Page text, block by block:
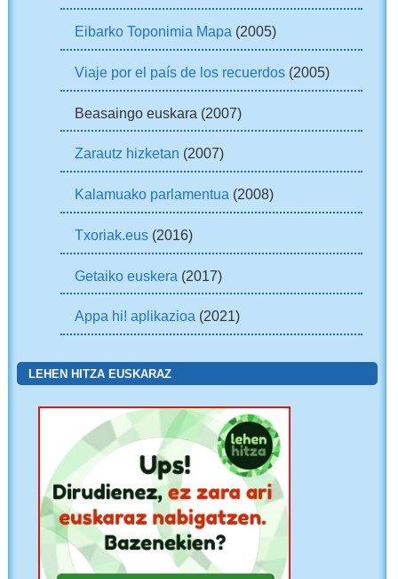
Eibarko Toponimia Mapa (2005)
Viaje por el país de los recuerdos(2005)
Beasaingo euskara (2007)
Zarautz hizketan (2007)
Kalamuako parlamentua (2008)
Txoriak.eus(2016)
Getaiko euskera (2017)
Appa hi! aplikazioa (2021)
LEHEN HITZA EUSKARAZ